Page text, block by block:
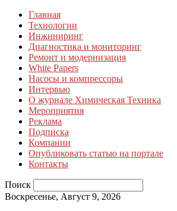
Главная
Технологии
Инжиниринг
Диагностика и мониторинг
Ремонт и модернизация
White Papers
Насосы и компрессоры
Интервью
О журнале Химическая Техника
Мероприятия
Реклама
Подписка
Компании
Опубликовать статью на портале
Контакты
Поиск
Воскресенье, Август 9, 2026